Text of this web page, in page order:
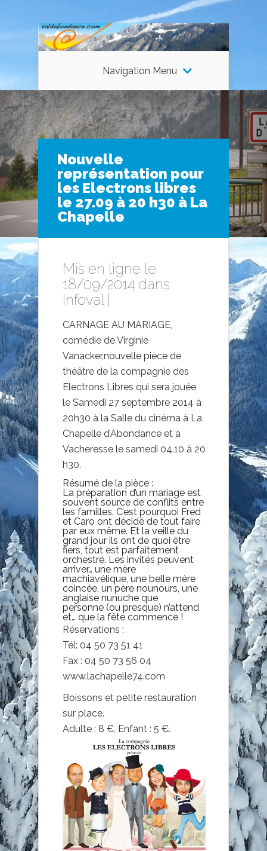
Navigation Menu
Nouvelle
représentation pour
les Electrons libres
le 27.09 à 20 h30 à La
Chapelle
Mis en ligne le
18/09/2014 dans
Infoval
CARNAGE AU MARIAGE,
comédie de Virginie
Vanacker,nouvelle pièce de
théâtre de la compagnie des
Electrons Libres qui sera jouée
le Samedi 27 septembre 2014 à
20h30 à la Salle du cinéma à La
Chapelle d’Abondance et à
Vacheresse le samedi 04.10 à 20
h30.
Résumé de la pièce :
La préparation d’un mariage est
souvent source de conflits entre
les familles. C’est pourquoi Fred
et Caro ont décidé de tout faire
par eux même. Et la veille du
grand jour ils ont de quoi être
fiers, tout est parfaitement
orchestré. Les invités peuvent
arriver… une mère
machiavélique, une belle mère
coincée, un père nounours, une
anglaise nunuche que
personne (ou presque) n’attend
et… que la fête commence !
Réservations :
Tél: 04 50 73 51 41
Fax : 04 50 73 56 04
www.lachapelle74.com
Boissons et petite restauration
sur place.
Adulte : 8 €, Enfant : 5 €.